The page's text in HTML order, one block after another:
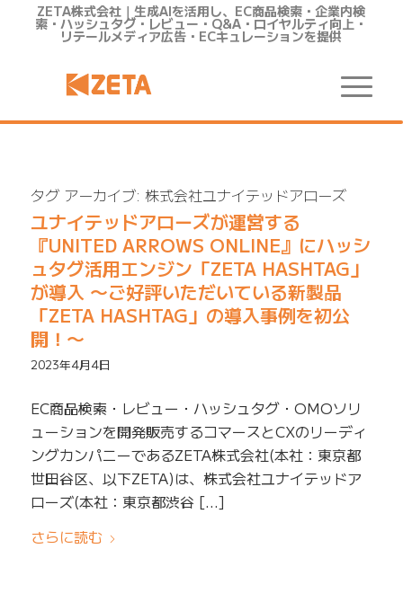
ZETA株式会社｜生成AIを活用し、EC商品検索・企業内検
索・ハッシュタグ・レビュー・Q&A・ロイヤルティ向上・
リテールメディア広告・ECキュレーションを提供
タグ アーカイブ: 株式会社ユナイテッドアローズ
ユナイテッドアローズが運営する
『UNITED ARROWS ONLINE』にハッシ
ュタグ活用エンジン「ZETA HASHTAG」
が導入 〜ご好評いただいている新製品
「ZETA HASHTAG」の導入事例を初公
開！〜
2023年4月4日
EC商品検索・レビュー・ハッシュタグ・OMOソリ
ューションを開発販売するコマースとCXのリーディ
ングカンパニーであるZETA株式会社(本社：東京都
世田谷区、以下ZETA)は、株式会社ユナイテッドア
ローズ(本社：東京都渋谷 […]
さらに読む